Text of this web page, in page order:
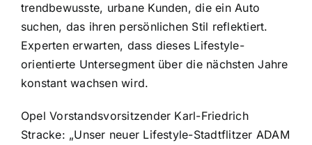
trendbewusste, urbane Kunden, die ein Auto
suchen, das ihren persönlichen Stil reflektiert.
Experten erwarten, dass dieses Lifestyle-
orientierte Untersegment über die nächsten Jahre
konstant wachsen wird.
Opel Vorstandsvorsitzender Karl-Friedrich
Stracke: „Unser neuer Lifestyle-Stadtflitzer ADAM